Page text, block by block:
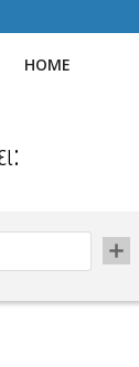
HOME